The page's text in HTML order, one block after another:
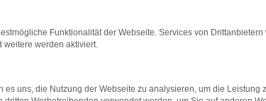
bestimmter Seiten verhindern. Funktioniert
beheben.
auf dem neuesten Stand sind.
Funktionalität der Webseite. Services von
weitere werden aktiviert.
es uns, die Nutzung der Webseite zu analysieren, um die Leistung